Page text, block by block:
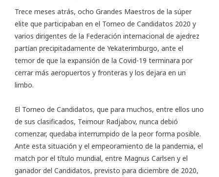
Trece meses atrás, ocho Grandes Maestros de la súper
elite que participaban en el Torneo de Candidatos 2020 y
varios dirigentes de la Federación internacional de ajedrez
partían precipitadamente de Yekaterimburgo, ante el
temor de que la expansión de la Covid-19 terminara por
cerrar más aeropuertos y fronteras y los dejara en un
limbo.
El Torneo de Candidatos, que para muchos, entre ellos uno
de sus clasificados, Teimour Radjabov, nunca debió
comenzar, quedaba interrumpido de la peor forma posible.
Ante esta situación y el empeoramiento de la pandemia, el
match por el título mundial, entre Magnus Carlsen y el
ganador del Candidatos, previsto para diciembre de 2020,